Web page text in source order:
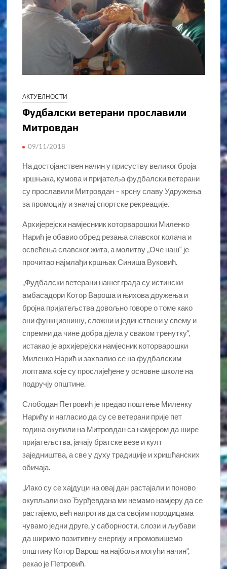
АКТУЕЛНОСТИ
Фудбалски ветерани прославили
Митровдан
09/11/2018
На достојанствен начин у присуству великог броја
кршњака, кумова и пријатеља фудбалски ветерани
су прославили Митровдан – крсну славу Удружења
за промоцију и значај спортске рекреације.
Архијерејски намјесниик которварошки Миленко
Нарић је обавио обред резања славског колача и
освећења славског жита, а молитву „Оче наш“ је
прочитао најмлађи кршњак Синиша Вуковић.
„Фудбалски ветерани нашег града су истински
амбасадори Котор Вароша и њихова дружења и
бројна пријатељства довољно говоре о томе како
они функционишу, сложни и јединствени у свему и
спремни да чине добра дјела у сваком тренутку“,
истакао је архијерејски намјесник которварошки
Миленко Нарић и захвалио се на фудбалским
лоптама које су прослијеђене у основне школе на
подручју општине.
Слободан Петровић је предао поштење Миленку
Нарићу и нагласио да су се ветерани прије пет
година окупили на Митровдан са намјером да шире
пријатељства, јачају братске везе и култ
заједништва, а све у духу традиције и хришћанских
обичаја.
„Иако су се хајдуци на овај дан растајали и поново
окупљали око Ђурђевдана ми немамо намјеру да се
растајемо, већ напротив да са својим породицама
чувамо једни друге, у саборности, слози и љубави
да ширимо позитивну енергију и промовишемо
општину Котор Варош на најбољи могући начин“,
рекао је Петровић.